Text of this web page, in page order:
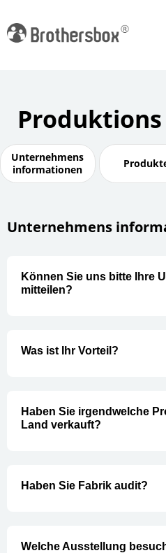
Unternehmens
informationen
Unternehmens
Können Sie uns bitte Ihre
mitteilen?
Was ist Ihr Vorteil?
Haben Sie irgendwelche
Land verkauft?
Haben Sie Fabrik audit?
Welche Ausstellung